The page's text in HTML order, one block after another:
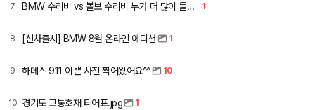
7 BMW 수리비 vs 볼보 수리비 누가 더 많이 들까요 ㅎ 1
8 [신차출시] BMW 8월 온라인 에디션 1
9 하데스 911 이쁜 사진 찍어왔어요^^ 10
10 경기도 교통호재 티어표.jpg 1